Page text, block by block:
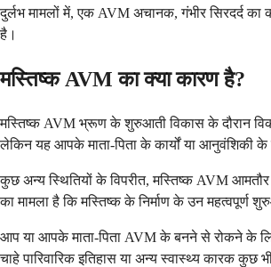
दुर्लभ मामलों में, एक AVM अचानक, गंभीर सिरदर्द
है।
मस्तिष्क AVM का क्या कारण है?
मस्तिष्क AVM भ्रूण के शुरुआती विकास के दौरान
लेकिन यह आपके माता-पिता के कार्यों या आनुवंशिकी के
कुछ अन्य स्थितियों के विपरीत, मस्तिष्क AVM
का मामला है कि मस्तिष्क के निर्माण के उन महत्वपूर्ण
आप या आपके माता-पिता AVM के बनने से रोकने के
चाहे पारिवारिक इतिहास या अन्य स्वास्थ्य कारक कुछ